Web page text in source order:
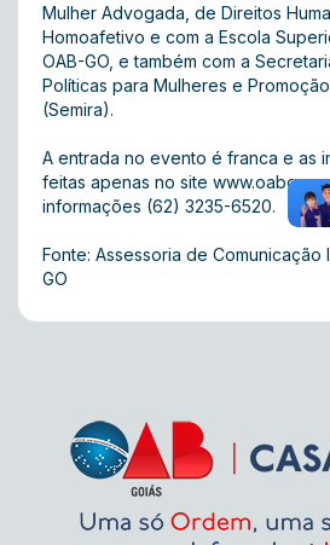
Mulher Advogada, de Direitos
Homoafetivo e com a Escola
OAB-GO, e também com a
Políticas para Mulheres e
(Semira).
A entrada no evento é franca e as
feitas apenas no site
informações (62) 3235-6520.
Fonte: Assessoria de Comunicação
GO